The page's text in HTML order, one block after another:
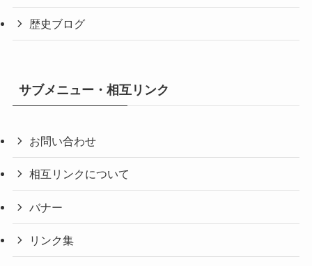
歴史ブログ
サブメニュー・相互リンク
お問い合わせ
相互リンクについて
バナー
リンク集